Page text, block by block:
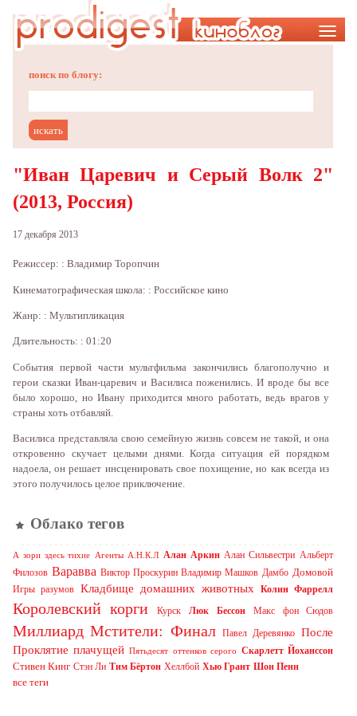
Меню
поиск по блогу:
"Иван Царевич и Серый Волк 2"
(2013, Россия)
17 декабря 2013
Режиссер: : Владимир Торопчин
Кинематографическая школа: : Российское кино
Жанр: : Мультипликация
Длительность: : 01:20
События первой части мультфильма закончились благополучно и
герои сказки Иван-царевич и Василиса поженились. И вроде бы все
было хорошо, но Ивану приходится много работать, ведь врагов у
страны хоть отбавляй.
Василиса представляла свою семейную жизнь совсем не такой, и она
откровенно скучает целыми днями. Когда ситуация ей порядком
надоела, он решает инсценировать свое похищение, но как всегда из
этого получилось целое приключение.
Облако тегов
А зори здесь тихие Агенты А.Н.К.Л Алан Аркин Алан Сильвестри Альберт
Филозов Варавва Виктор Проскурин Владимир Машков Дамбо Домовой
Игры разумов Кладбище домашних животных Колин Фаррелл
Королевский корги Курск Люк Бессон Макс фон Сюдов
Миллиард Мстители: Финал Павел Деревянко После
Проклятие плачущей Пятьдесят оттенков серого Скарлетт Йоханссон
Стивен Кинг Стэн Ли Тим Бёртон Хеллбой Хью Грант Шон Пенн
все теги